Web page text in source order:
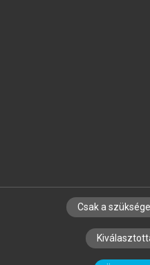
SZERZŐKNEK
SZERKESZTÉSI ÉS
Csak a